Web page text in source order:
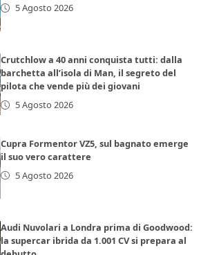
5 Agosto 2026
Crutchlow a 40 anni conquista tutti: dalla
barchetta all’isola di Man, il segreto del
pilota che vende più dei giovani
5 Agosto 2026
Cupra Formentor VZ5, sul bagnato emerge
il suo vero carattere
5 Agosto 2026
Audi Nuvolari a Londra prima di Goodwood:
la supercar ibrida da 1.001 CV si prepara al